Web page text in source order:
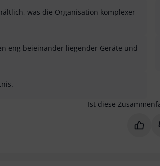
was die Organisation komplexer
eng beieinander liegender Geräte und
Ist diese